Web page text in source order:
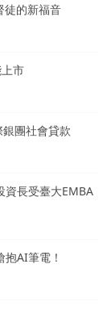
徒的新福音
市
團社會貸款
資長受臺大EMBA
AI筆電！